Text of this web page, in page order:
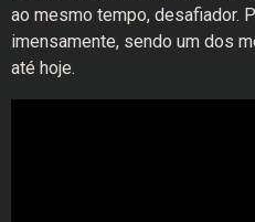
ao mesmo tempo, desafiador.
imensamente, sendo um dos
até hoje.